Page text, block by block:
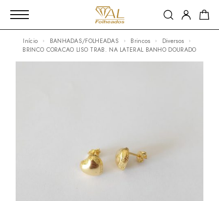
Início BANHADAS/FOLHEADAS Brincos
Diversos
BRINCO CORACAO LISO TRAB. NA LATERAL BANHO DOURADO